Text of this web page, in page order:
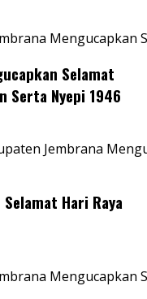
Mengucapkan
Selamat
Serta Nyepi 1946
Jembrana
Hari Raya
Mengucapkan